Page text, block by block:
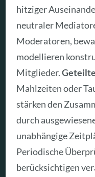
hitziger
neutraler
Moderatoren,
modellieren
Mitglieder.
Mahlzeiten oder
stärken den
durch
unabhängige
Periodische
berücksichtigen